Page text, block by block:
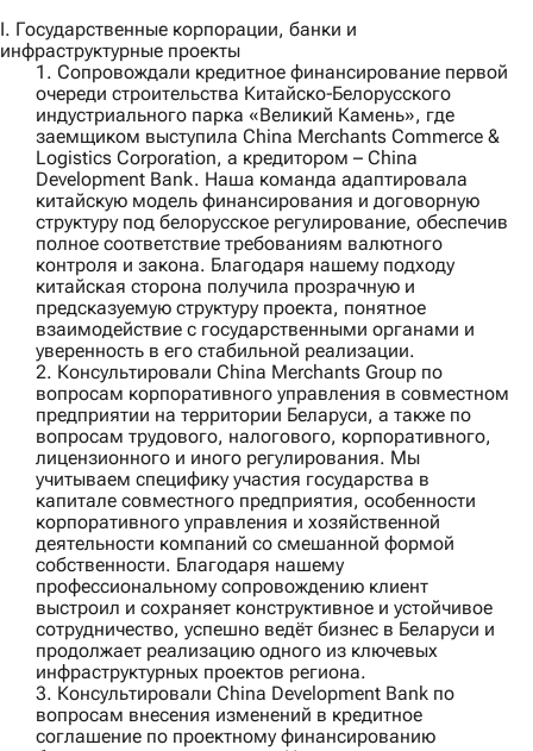
I. Государственные корпорации, банки и
инфраструктурные проекты
1. Сопровождали кредитное финансирование первой
очереди строительства Китайско‑Белорусского
индустриального парка «Великий Камень», где
заемщиком выступила China Merchants Commerce &
Logistics Corporation, а кредитором – China
Development Bank. Наша команда адаптировала
китайскую модель финансирования и договорную
структуру под белорусское регулирование, обеспечив
полное соответствие требованиям валютного
контроля и закона. Благодаря нашему подходу
китайская сторона получила прозрачную и
предсказуемую структуру проекта, понятное
взаимодействие с государственными органами и
уверенность в его стабильной реализации.
2. Консультировали China Merchants Group по
вопросам корпоративного управления в совместном
предприятии на территории Беларуси, а также по
вопросам трудового, налогового, корпоративного,
лицензионного и иного регулирования. Мы
учитываем специфику участия государства в
капитале совместного предприятия, особенности
корпоративного управления и хозяйственной
деятельности компаний со смешанной формой
собственности. Благодаря нашему
профессиональному сопровождению клиент
выстроил и сохраняет конструктивное и устойчивое
сотрудничество, успешно ведёт бизнес в Беларуси и
продолжает реализацию одного из ключевых
инфраструктурных проектов региона.
3. Консультировали China Development Bank по
вопросам внесения изменений в кредитное
соглашение по проектному финансированию